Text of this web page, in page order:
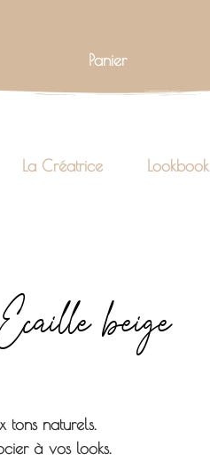
Panier
La Créatrice Lookbook
beige
tons naturels.
à vos looks.